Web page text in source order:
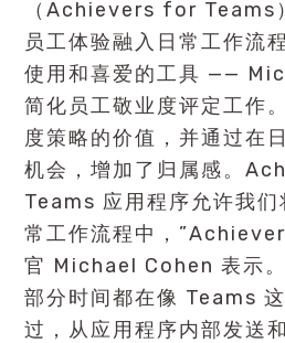
（Achievers for Teams
员工体验融入日常工作流
使用和喜爱的工具 ——
简化员工敬业度评定工作
度策略的价值，并通过在
机会，增加了归属感。
Teams 应用程序允许我们
常工作流程中，
官 Michael Cohen 表示
部分时间都在像 Teams
过，从应用程序内部发送